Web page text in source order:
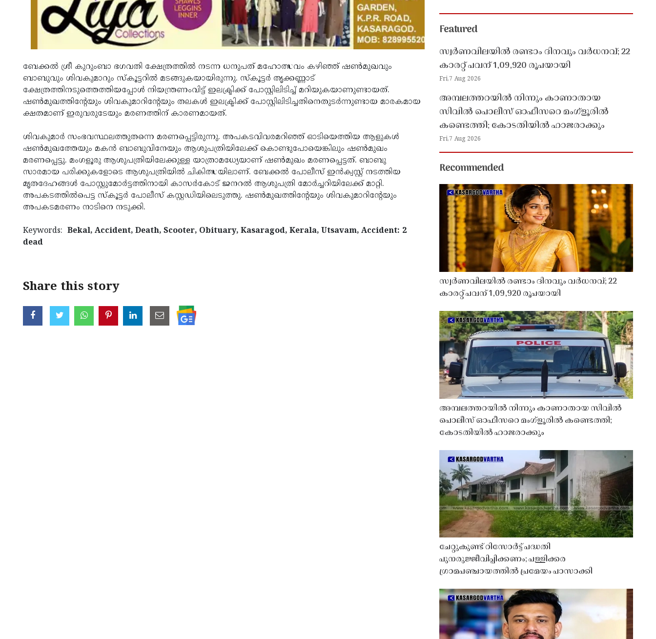
ബേക്കല്‍ ശ്രീ കുറുംബാ ഭഗവതി ക്ഷേത്രത്തില്‍ നടന്ന ധനുപത് മഹോത്സവം കഴിഞ്ഞ് ഷണ്‍മുഖവും
ബാബുവും ശിവകുമാറും സ്‌കൂട്ടറില്‍ മടങ്ങുകയായിരുന്നു. സ്‌കൂട്ടര്‍ തൃക്കണ്ണാട്
ക്ഷേത്രത്തിനടുത്തെത്തിയപ്പോള്‍ നിയന്ത്രണംവിട്ട് ഇലക്ട്രിക്ക് പോസ്റ്റിലിടിച്ച് മറിയുകയാണുണ്ടായത്.
ഷണ്‍മുഖത്തിന്റേയും ശിവകുമാറിന്റേയും തലകള്‍ ഇലക്ട്രിക്ക് പോസ്റ്റിലിടിച്ചതിനെതുടര്‍ന്നുണ്ടായ മാരകമായ
ക്ഷതമാണ് ഇരുവരുടേയും മരണത്തിന് കാരണമായത്.
ശിവകുമാര്‍ സംഭവസ്ഥലത്തുതന്നെ മരണപ്പെട്ടിരുന്നു. അപകടവിവരമറിഞ്ഞ് ഓടിയെത്തിയ ആളുകള്‍
ഷണ്‍മുഖത്തേയും മകന്‍ ബാബുവിനേയും ആശുപത്രിയിലേക്ക് കൊണ്ടുപോയെങ്കിലും ഷണ്‍മുഖം
മരണപ്പെട്ടു. മംഗളൂരു ആശുപത്രിയിലേക്കുള്ള യാത്രാമധ്യേയാണ് ഷണ്‍മുഖം മരണപ്പെട്ടത്. ബാബു
സാരമായ പരിക്കുകളോടെ ആശുപത്രിയില്‍ ചികിത്സയിലാണ്. ബേക്കല്‍ പോലീസ് ഇന്‍ക്വസ്റ്റ് നടത്തിയ
മൃതദേഹങ്ങള്‍ പോസ്റ്റുമോര്‍ട്ടത്തിനായി കാസര്‍കോട് ജനറല്‍ ആശുപത്രി മോര്‍ച്ചറിയിലേക്ക് മാറ്റി.
അപകടത്തില്‍പെട്ട സ്‌കൂട്ടര്‍ പോലീസ് കസ്റ്റഡിയിലെടുത്തു. ഷണ്‍മുഖത്തിന്റേയും ശിവകുമാറിന്റേയും
അപകടമരണം നാടിനെ നടുക്കി.
Keywords: Bekal, Accident, Death, Scooter, Obituary, Kasaragod, Kerala, Utsavam, Accident: 2
dead
Share this story
Featured
സ്വർണവിലയിൽ രണ്ടാം ദിനവും വർധനവ്; 22
കാരറ്റ് പവന് 1,09,920 രൂപയായി
Fri,7 Aug 2026
അമ്പലത്തറയിൽ നിന്നും കാണാതായ
സിവിൽ പൊലീസ് ഓഫീസറെ മംഗ്ളൂരിൽ
കണ്ടെത്തി; കോടതിയിൽ ഹാജരാക്കും
Fri,7 Aug 2026
Recommended
സ്വർണവിലയിൽ രണ്ടാം ദിനവും വർധനവ്; 22
കാരറ്റ് പവന് 1,09,920 രൂപയായി
അമ്പലത്തറയിൽ നിന്നും കാണാതായ സിവിൽ
പൊലീസ് ഓഫീസറെ മംഗ്ളൂരിൽ കണ്ടെത്തി;
കോടതിയിൽ ഹാജരാക്കും
ചേറ്റുകുണ്ട് റിസോർട്ട് പദ്ധതി
പുനരുജ്ജീവിപ്പിക്കണം; പള്ളിക്കര
ഗ്രാമപഞ്ചായത്തിൽ പ്രമേയം പാസാക്കി